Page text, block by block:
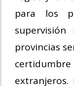
para los
provincias
extranjeros.